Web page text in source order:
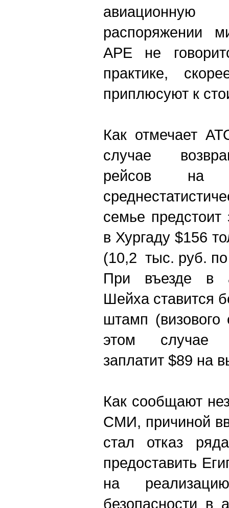
авиационную
распоряжении
АРЕ не
практике,
приплюсуют к
Как отмечает
случае
рейсов на
семье предстоит
в Хургаду $156
(10,2 тыс. руб.
При въезде в
Шейха ставится
штамп (визового
этом случае
заплатит $89 на
Как сообщают
СМИ, причиной
стал отказ
предоставить
на
безопасности в